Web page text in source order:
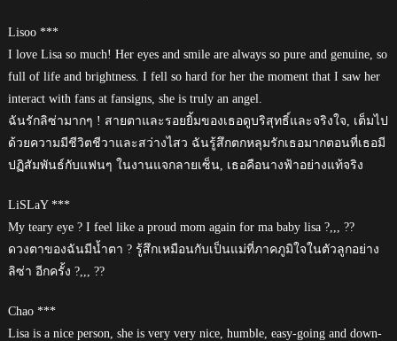
Lisoo ***
I love Lisa so much! Her eyes and smile are always so pure and genuine, so
full of life and brightness. I fell so hard for her the moment that I saw her
interact with fans at fansigns, she is truly an angel.
ฉันรักลิซ่ามากๆ ! สายตาและรอยยิ้มของเธอดูบริสุทธิ์และจริงใจ, เต็มไป
ด้วยความมีชีวิตชีวาและสว่างไสว ฉันรู้สึกตกหลุมรักเธอมากตอนที่เธอมี
ปฏิสัมพันธ์กับแฟนๆ ในงานแจกลายเซ็น, เธอคือนางฟ้าอย่างแท้จริง
LiSLaY ***
My teary eye ? I feel like a proud mom again for ma baby lisa ?,,, ??
ดวงตาของฉันมีน้ำตา ? รู้สึกเหมือนกับเป็นแม่ที่ภาคภูมิใจในตัวลูกอย่าง
ลิซ่า อีกครั้ง ?,,, ??
Chao ***
Lisa is a nice person, she is very very nice, humble, easy-going and down-